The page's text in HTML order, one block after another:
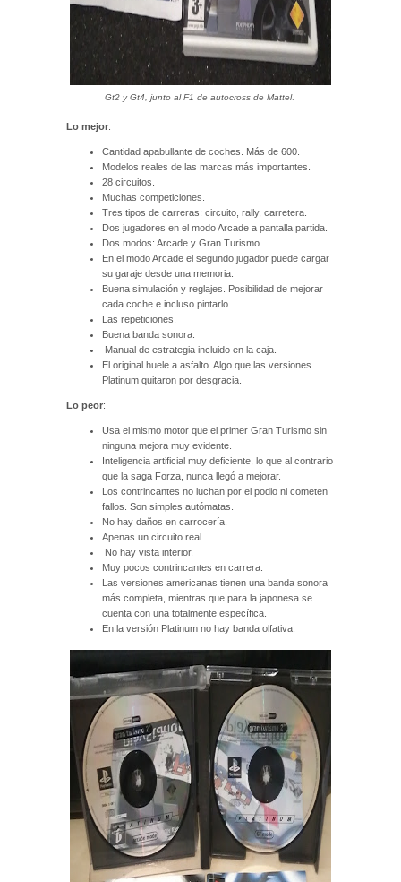
Gt2 y Gt4, junto al F1 de autocross de Mattel.
Lo mejor:
Cantidad apabullante de coches. Más de 600.
Modelos reales de las marcas más importantes.
28 circuitos.
Muchas competiciones.
Tres tipos de carreras: circuito, rally, carretera.
Dos jugadores en el modo Arcade a pantalla partida.
Dos modos: Arcade y Gran Turismo.
En el modo Arcade el segundo jugador puede cargar
su garaje desde una memoria.
Buena simulación y reglajes. Posibilidad de mejorar
cada coche e incluso pintarlo.
Las repeticiones.
Buena banda sonora.
Manual de estrategia incluido en la caja.
El original huele a asfalto. Algo que las versiones
Platinum quitaron por desgracia.
Lo peor:
Usa el mismo motor que el primer Gran Turismo sin
ninguna mejora muy evidente.
Inteligencia artificial muy deficiente, lo que al contrario
que la saga Forza, nunca llegó a mejorar.
Los contrincantes no luchan por el podio ni cometen
fallos. Son simples autómatas.
No hay daños en carrocería.
Apenas un circuito real.
No hay vista interior.
Muy pocos contrincantes en carrera.
Las versiones americanas tienen una banda sonora
más completa, mientras que para la japonesa se
cuenta con una totalmente específica.
En la versión Platinum no hay banda olfativa.